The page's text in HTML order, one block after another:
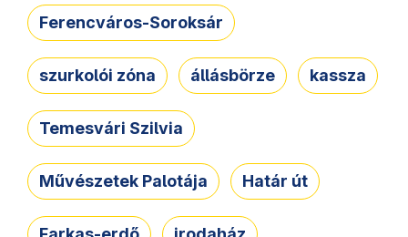
Ferencváros-Soroksár
szurkolói zóna állásbörze kassza
Temesvári Szilvia
Művészetek Palotája Határ út